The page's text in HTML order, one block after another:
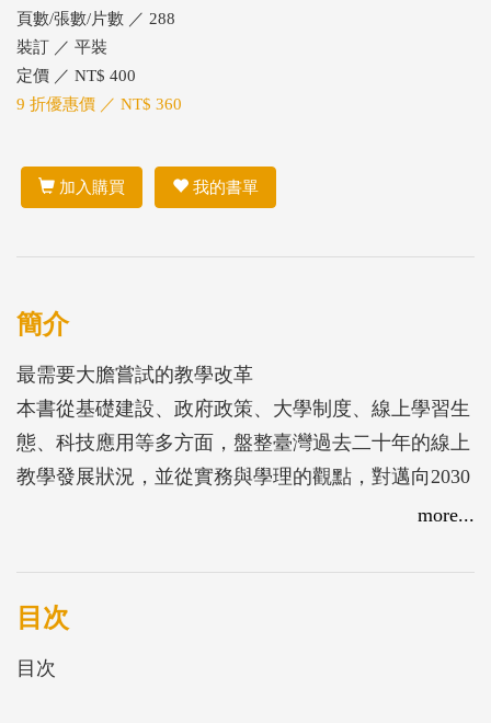
頁數/張數/片數 ／ 288
裝訂 ／ 平裝
定價 ／ NT$ 400
9 折優惠價 ／ NT$ 360
加入購買 我的書單
簡介
最需要大膽嘗試的教學改革
本書從基礎建設、政府政策、大學制度、線上學習生
態、科技應用等多方面，盤整臺灣過去二十年的線上
教學發展狀況，並從實務與學理的觀點，對邁向2030
年的臺灣高等教育線上學習提出具體建議，希望拋磚
習的發展歷史、現況及前景，不僅適合教育工作者、
政策制定者和學者閱讀，也適合所有關心臺灣教育發
more...
目次
目次